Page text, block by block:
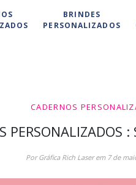
BRINDES
PERSONALIZADOS
CADERNOS
PERSONALIZADOS
Por Gráfica Rich Laser em 7 de